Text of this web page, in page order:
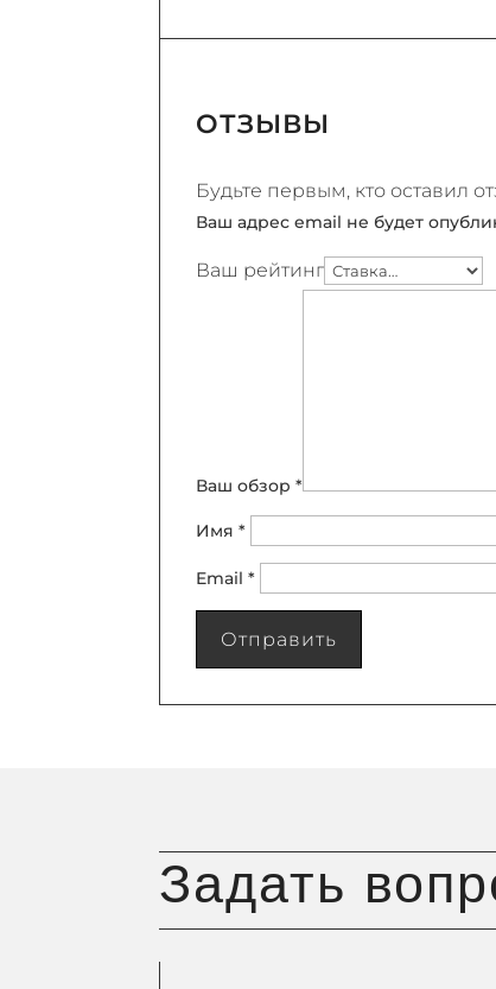
ОТЗЫВЫ
Будьте первым, кто
Ваш адрес email не будет
Ваш рейтинг
Ваш обзор*
Имя*
Email*
Отправить
Задать